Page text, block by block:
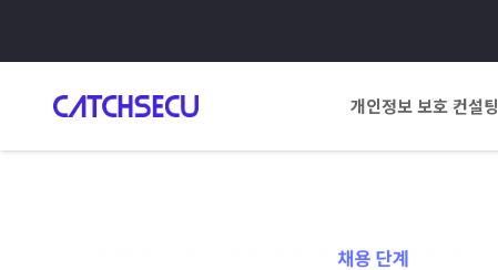
개인정보 보호 컨설팅